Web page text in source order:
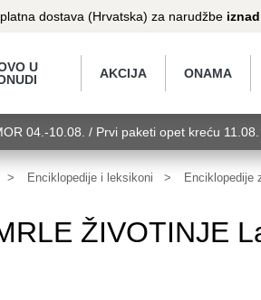
dostava (Hrvatska) za narudžbeiznad
U
AKCIJA ONAMA
04.-10.08. / Prvi paketi opet kreću
ODMOR 04.-10.08. / Prvi paketi
ODMOR 04.-10.08. / Prvi
Enciklopedije i leksikoni Enciklopedije
ŽIVOTINJE